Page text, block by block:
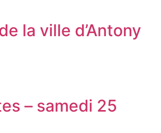
la ville d’Antony
– samedi 25